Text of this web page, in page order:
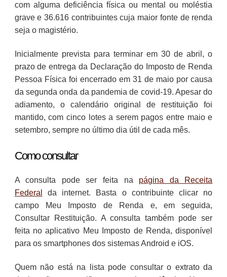
com alguma deficiência física ou mental ou moléstia
grave e 36.616 contribuintes cuja maior fonte de renda
seja o magistério.
Inicialmente prevista para terminar em 30 de abril, o
prazo de entrega da Declaração do Imposto de Renda
Pessoa Física foi encerrado em 31 de maio por causa
da segunda onda da pandemia de covid-19. Apesar do
adiamento, o calendário original de restituição foi
mantido, com cinco lotes a serem pagos entre maio e
setembro, sempre no último dia útil de cada mês.
Como consultar
A consulta pode ser feita na página da Receita
Federal
da internet. Basta o contribuinte clicar no
campo Meu Imposto de Renda e, em seguida,
Consultar Restituição. A consulta também pode ser
feita no aplicativo Meu Imposto de Renda, disponível
para os smartphones dos sistemas Android e iOS.
Quem não está na lista pode consultar o extrato da